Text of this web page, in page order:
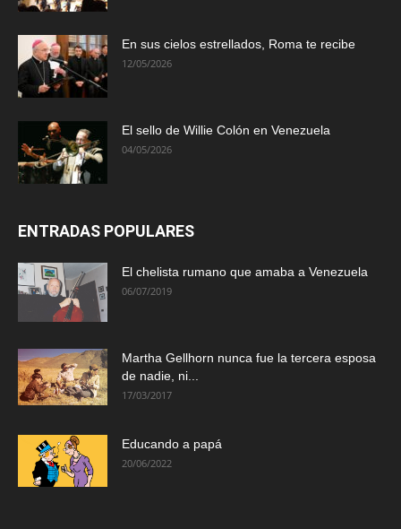
En sus cielos estrellados, Roma te recibe
12/05/2026
El sello de Willie Colón en Venezuela
04/05/2026
ENTRADAS POPULARES
El chelista rumano que amaba a Venezuela
06/07/2019
Martha Gellhorn nunca fue la tercera esposa
de nadie, ni...
17/03/2017
Educando a papá
20/06/2022